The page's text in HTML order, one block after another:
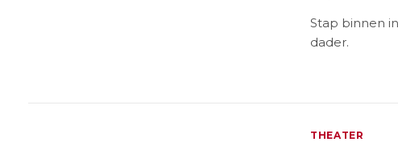
Stap binnen
dader.
THEATER